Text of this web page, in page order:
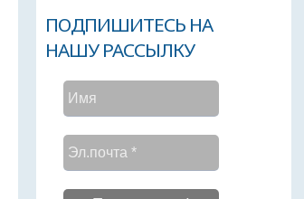
ПОДПИШИТЕСЬ НА
НАШУ РАССЫЛКУ